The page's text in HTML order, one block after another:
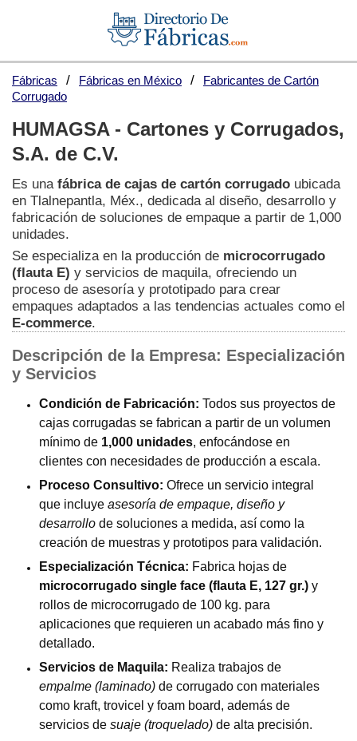
Fábricas Fábricas en México
Fabricantes de Cartón
Corrugado
HUMAGSA - Cartones y Corrugados,
S.A. de C.V.
Es una fábrica de cajas de cartón corrugado ubicada
en Tlalnepantla, Méx., dedicada al diseño, desarrollo y
fabricación de soluciones de empaque a partir de 1,000
unidades.
Se especializa en la producción de microcorrugado
(flauta E) y servicios de maquila, ofreciendo un
proceso de asesoría y prototipado para crear
empaques adaptados a las tendencias actuales como el
E-commerce.
Descripción de la Empresa: Especialización
y Servicios
Condición de Fabricación: Todos sus proyectos de
cajas corrugadas se fabrican a partir de un volumen
mínimo de 1,000 unidades, enfocándose en
clientes con necesidades de producción a escala.
Proceso Consultivo: Ofrece un servicio integral
que incluye asesoría de empaque, diseño y
desarrollo de soluciones a medida, así como la
creación de muestras y prototipos para validación.
Especialización Técnica: Fabrica hojas de
microcorrugado single face (flauta E, 127 gr.) y
rollos de microcorrugado de 100 kg. para
aplicaciones que requieren un acabado más fino y
detallado.
Servicios de Maquila: Realiza trabajos de
empalme (laminado) de corrugado con materiales
como kraft, trovicel y foam board, además de
servicios de suaje (troquelado) de alta precisión.